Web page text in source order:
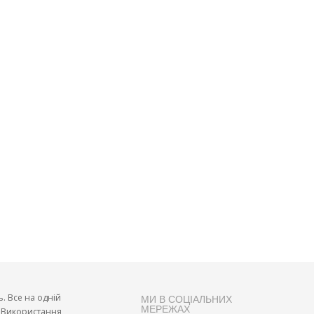
МИ В СОЦІАЛЬНИХ
МЕРЕЖАХ
Все на одній
Використання